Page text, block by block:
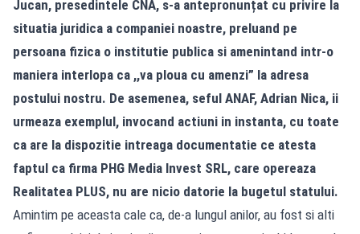
Jucan, presedintele CNA, s-a antepronunțat cu privire la
situatia juridica a companiei noastre, preluand pe
persoana fizica o institutie publica si amenintand intr-o
maniera interlopa ca ,,va ploua cu amenzi” la adresa
postului nostru. De asemenea, seful ANAF, Adrian Nica, ii
urmeaza exemplul, invocand actiuni in instanta, cu toate
ca are la dispozitie intreaga documentatie ce atesta
faptul ca firma PHG Media Invest SRL, care opereaza
Realitatea PLUS, nu are nicio datorie la bugetul statului.
Amintim pe aceasta cale ca, de-a lungul anilor, au fost si alti